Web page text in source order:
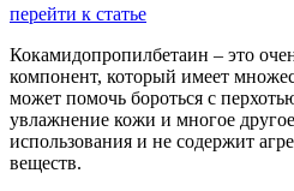
перейти к статье
Кокамидопропилбетаин – это
компонент, который имеет
может помочь бороться с
увлажнение кожи и многое
использования и не содержит
веществ.